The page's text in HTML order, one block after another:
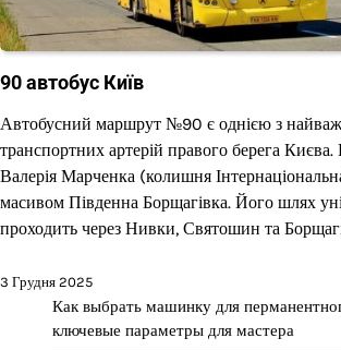
90 автобус Київ
Автобусний маршрут №90 є однією з
транспортних артерій правого берега Києва.
Валерія Марченка (колишня
масивом Південна Борщагівка. Його шлях
проходить через Нивки, Святошин та
3 Грудня 2025
Как выбрать машинку для
ключевые параметры для мастера